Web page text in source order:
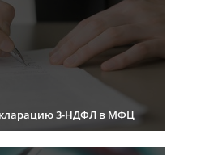
3-НДФЛ в МФЦ